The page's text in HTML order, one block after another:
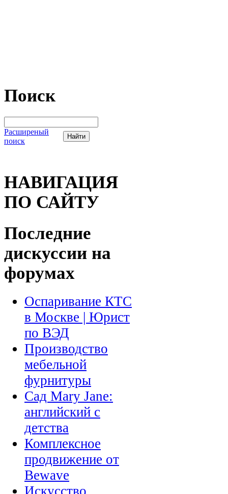
Поиск
Расширеный
поиск
НАВИГАЦИЯ
ПО САЙТУ
Последние
дискуссии на
форумах
Оспаривание КТС
в Москве | Юрист
по ВЭД
Производство
мебельной
фурнитуры
Сад Mary Jane:
английский с
детства
Комплексное
продвижение от
Bewave